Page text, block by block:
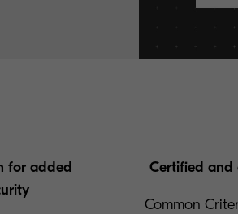
for added
Certified and
Common